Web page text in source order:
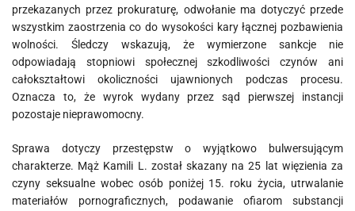
przekazanych przez prokuraturę, odwołanie ma dotyczyć przede
wszystkim zaostrzenia co do wysokości kary łącznej pozbawienia
wolności. Śledczy wskazują, że wymierzone sankcje nie
odpowiadają stopniowi społecznej szkodliwości czynów ani
całokształtowi okoliczności ujawnionych podczas procesu.
Oznacza to, że wyrok wydany przez sąd pierwszej instancji
pozostaje nieprawomocny.
Sprawa dotyczy przestępstw o wyjątkowo bulwersującym
charakterze. Mąż Kamili L. został skazany na 25 lat więzienia za
czyny seksualne wobec osób poniżej 15. roku życia, utrwalanie
materiałów pornograficznych, podawanie ofiarom substancji